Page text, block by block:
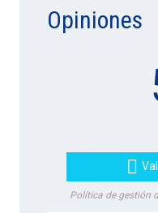
Opiniones

Política de gestión